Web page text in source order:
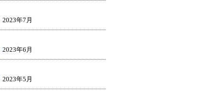
2023年7月
2023年6月
2023年5月